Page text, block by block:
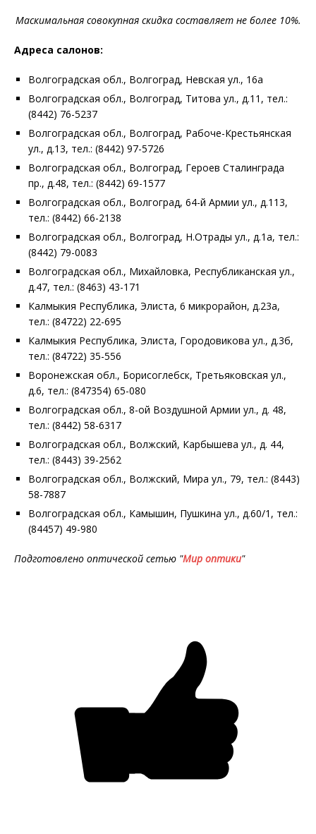
Маскимальная совокупная скидка составляет не более 10%.
Адреса салонов:
Волгоградская обл., Волгоград, Невская ул., 16а
Волгоградская обл., Волгоград, Титова ул., д.11, тел.:
(8442) 76-5237
Волгоградская обл., Волгоград, Рабоче-Крестьянская
ул., д.13, тел.: (8442) 97-5726
Волгоградская обл., Волгоград, Героев Сталинграда
пр., д.48, тел.: (8442) 69-1577
Волгоградская обл., Волгоград, 64-й Армии ул., д.113,
тел.: (8442) 66-2138
Волгоградская обл., Волгоград, Н.Отрады ул., д.1а, тел.:
(8442) 79-0083
Волгоградская обл., Михайловка, Республиканская ул.,
д.47, тел.: (8463) 43-171
Калмыкия Республика, Элиста, 6 микрорайон, д.23а,
тел.: (84722) 22-695
Калмыкия Республика, Элиста, Городовикова ул., д.3б,
тел.: (84722) 35-556
Воронежская обл., Борисоглебск, Третьяковская ул.,
д.6, тел.: (847354) 65-080
Волгоградская обл., 8-ой Воздушной Армии ул., д. 48,
тел.: (8442) 58-6317
Волгоградская обл., Волжский, Карбышева ул., д. 44,
тел.: (8443) 39-2562
Волгоградская обл., Волжский, Мира ул., 79, тел.: (8443)
58-7887
Волгоградская обл., Камышин, Пушкина ул., д.60/1, тел.:
(84457) 49-980
Подготовлено оптической сетью "Мир оптики"